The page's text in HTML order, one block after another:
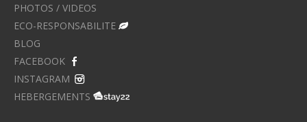
PHOTOS / VIDEOS
ECO-RESPONSABILITE
BLOG
FACEBOOK
INSTAGRAM
HEBERGEMENTS